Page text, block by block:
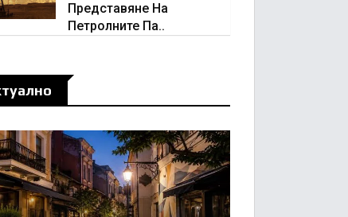
Представяне На
Петролните Па..